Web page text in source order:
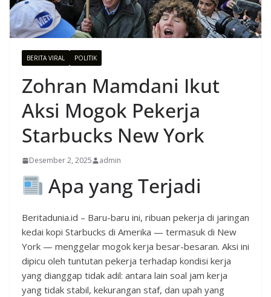
BERITA VIRAL POLITIK
Zohran Mamdani Ikut
Aksi Mogok Pekerja
Starbucks New York
Desember 2, 2025 admin
Apa yang Terjadi
Beritadunia.id – Baru-baru ini, ribuan pekerja di jaringan
kedai kopi Starbucks di Amerika — termasuk di New
York — menggelar mogok kerja besar-besaran. Aksi ini
dipicu oleh tuntutan pekerja terhadap kondisi kerja
yang dianggap tidak adil: antara lain soal jam kerja
yang tidak stabil, kekurangan staf, dan upah yang